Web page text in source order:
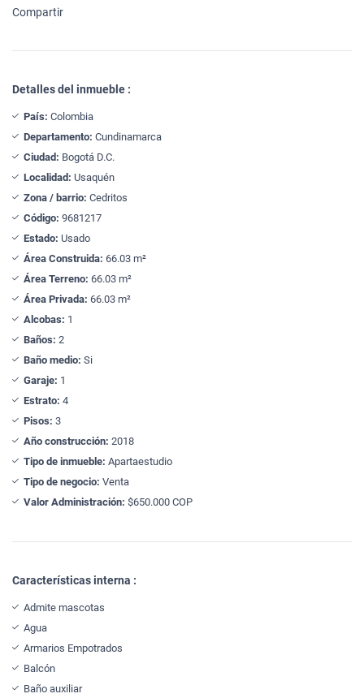
Compartir
Detalles del inmueble :
País: Colombia
Departamento: Cundinamarca
Ciudad: Bogotá D.C.
Localidad: Usaquén
Zona / barrio: Cedritos
Código: 9681217
Estado: Usado
Área Construida: 66.03 m²
Área Terreno: 66.03 m²
Área Privada: 66.03 m²
Alcobas: 1
Baños: 2
Baño medio: Si
Garaje: 1
Estrato: 4
Pisos: 3
Año construcción: 2018
Tipo de inmueble: Apartaestudio
Tipo de negocio: Venta
Valor Administración: $650.000 COP
Características interna :
Admite mascotas
Agua
Armarios Empotrados
Balcón
Baño auxiliar